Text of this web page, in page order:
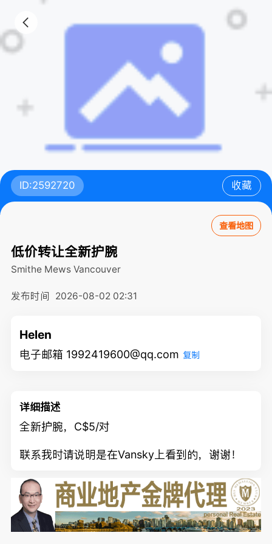
ID:2592720 收藏
查看地图
低价转让全新护腕
Smithe Mews Vancouver
发布时间 2026-08-02 02:31
Helen
电子邮箱 1992419600@qq.com 复制
详细描述
全新护腕，C$5/对
联系我时请说明是在Vansky上看到的，谢谢！